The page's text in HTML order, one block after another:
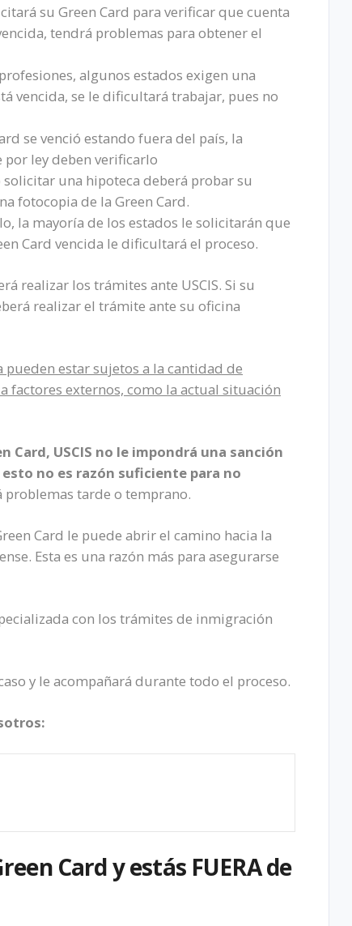
su Green Card para verificar que cuenta
tendrá problemas para obtener el
algunos estados exigen una
vencida, se le dificultará trabajar, pues no
se venció estando fuera del país, la
ley deben verificarlo
una hipoteca deberá probar su
fotocopia de la Green Card.
la mayoría de los estados le solicitarán que
Card vencida le dificultará el proceso.
realizar los trámites ante USCIS. Si su
realizar el trámite ante su oficina
estar sujetos a la cantidad de
factores externos, como la actual situación
USCIS no le impondrá una sanción
no es razón suficiente para no
problemas tarde o temprano.
Card le puede abrir el camino hacia la
Esta es una razón más para asegurarse
con los trámites de inmigración
y le acompañará durante todo el proceso.
Card y estás FUERA de